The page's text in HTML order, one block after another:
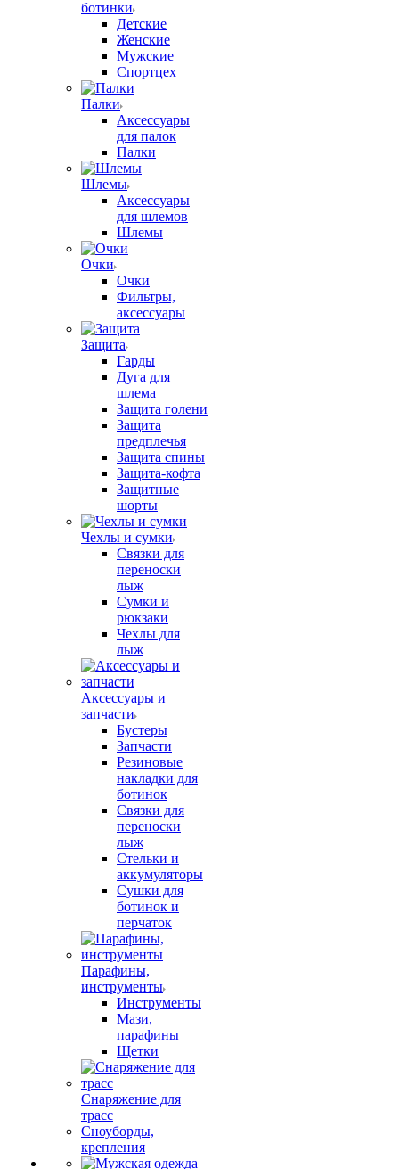
ботинки
Детские
Женские
Мужские
Спортцех
Палки
Аксессуары
для палок
Палки
Шлемы
Аксессуары
для шлемов
Шлемы
Очки
Очки
Фильтры,
аксессуары
Защита
Гарды
Дуга для
шлема
Защита голени
Защита
предплечья
Защита спины
Защита-кофта
Защитные
шорты
Чехлы и сумки
Связки для
переноски
лыж
Сумки и
рюкзаки
Чехлы для
лыж
Аксессуары и
запчасти
Бустеры
Запчасти
Резиновые
накладки для
ботинок
Связки для
переноски
лыж
Стельки и
аккумуляторы
Сушки для
ботинок и
перчаток
Парафины,
инструменты
Инструменты
Мази,
парафины
Щетки
Снаряжение для
трасс
Сноуборды,
крепления